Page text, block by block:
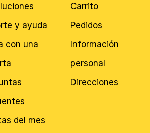
y ayuda
con una
del mes
Carrito
Pedidos
Información
personal
Direcciones